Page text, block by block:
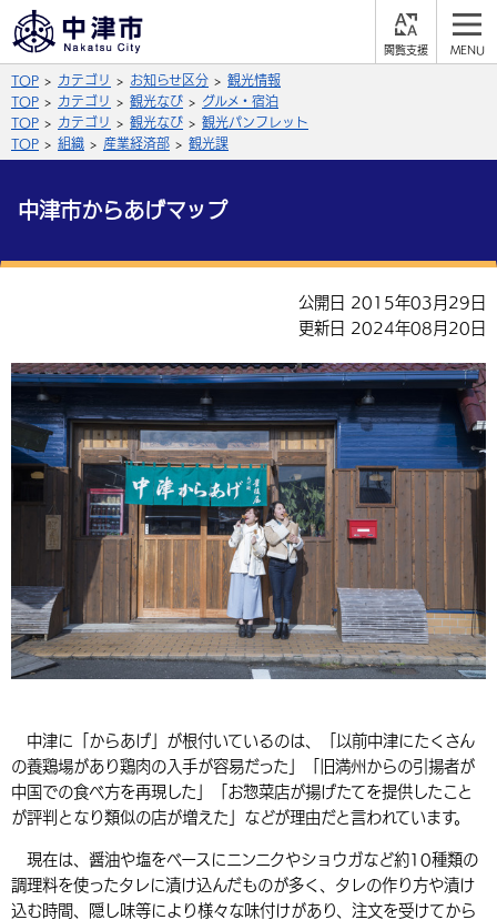
やさしい日本語
ふりがなをつける
黒
文字の大きさ
拡大 標準
言語を選択
英語（English） 中国語（簡体字）
中国語（繁体字） 韓国語（한국어）
組織案内
サイト内検索
届出・登録・証明 保険・年金
福祉・介護 健康・予防
税金 住宅・インフラ
環境・衛生 生涯学習・スポーツ・人権
外国人の方向け情報
事業者の方へ
入札・契約 産業・雇用
農林水産業 税金
都市整備
子育て・教育
施設情報 子どもを預ける
手当・助成 健康・医療
相談・支援・情報 計画・施策
観光・移住
観光なび スポットを探す
遊ぶ・体験する グルメ・食べる
買う・おみやげ 四季のイベント・祭り
移住・定住
市政情報
中津市について 市役所の紹介
地方創生・地域活性化 広報・広聴
行政・計画
TOP カテゴリ お知らせ区分
観光情報
TOP
カテゴリ 観光なび
グルメ・宿泊
TOP
カテゴリ 観光なび
観光パンフレット
TOP
組織 産業経済部 観光課
中津市からあげマップ
公開日 2015年03月29日
更新日 2024年08月20日
中津に「からあげ」が根付いているのは、「以前中津にたくさん
の養鶏場があり鶏肉の入手が容易だった」「旧満州からの引揚者が
中国での食べ方を再現した」「お惣菜店が揚げたてを提供したこと
が評判となり類似の店が増えた」などが理由だと言われています。
現在は、醤油や塩をベースにニンニクやショウガなど約10種類の
調理料を使ったタレに漬け込んだものが多く、タレの作り方や漬け
込む時間、隠し味等により様々な味付けがあり、注文を受けてから